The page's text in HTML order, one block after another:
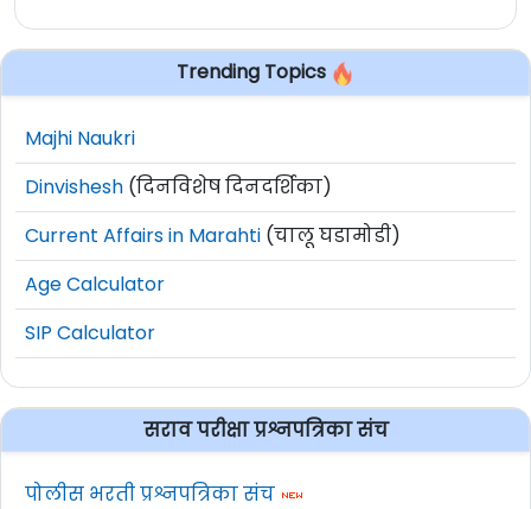
Trending Topics
Majhi Naukri
Dinvishesh (दिनविशेष दिनदर्शिका)
Current Affairs in Marahti (चालू घडामोडी)
Age Calculator
SIP Calculator
सराव परीक्षा प्रश्नपत्रिका संच
पोलीस भरती प्रश्नपत्रिका संच